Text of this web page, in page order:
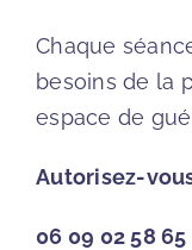
Chaque
besoins de la
espace de
Autorisez-
06 09 02 58 65